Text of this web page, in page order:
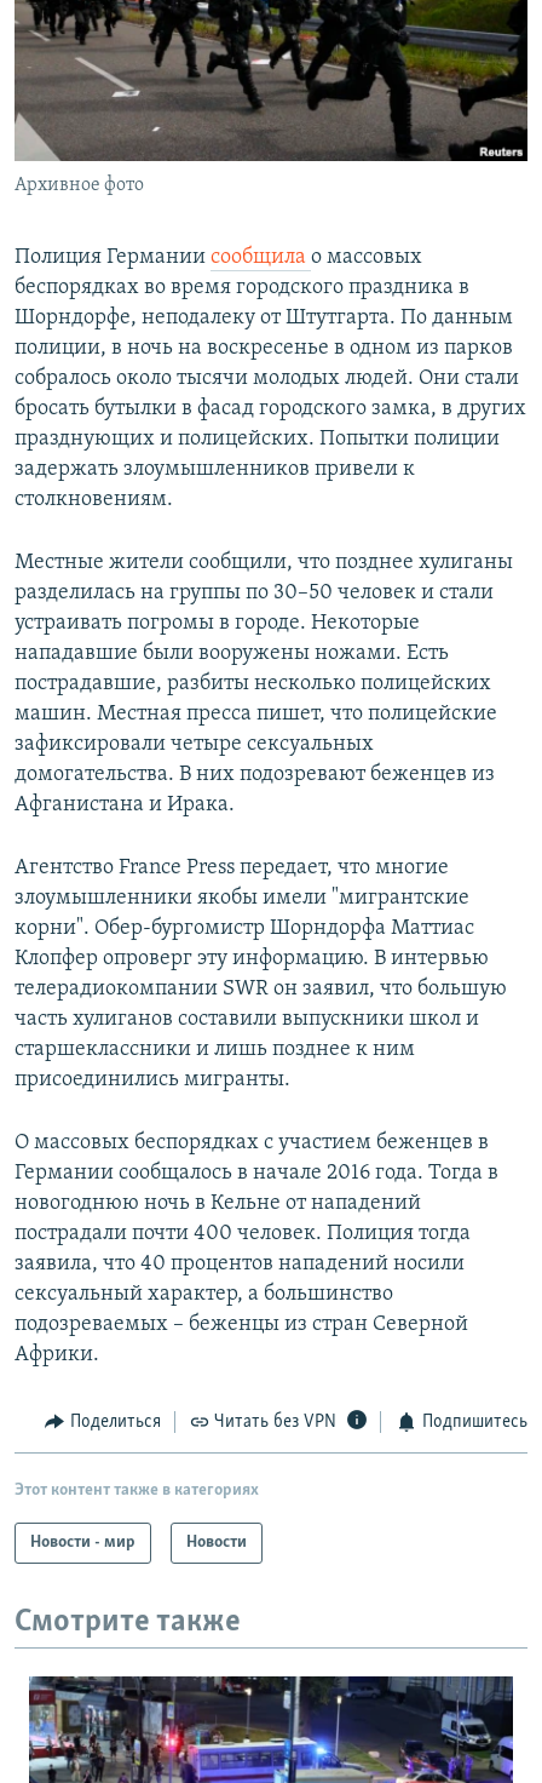
РАСПИСАНИЕ ВЕЩАНИЯ
ПОДПИШИТЕСЬ НА РАССЫЛКУ
СОЦИАЛЬНЫЕ СЕТИ
Все сайты РСЕ/РС
Архивное фото
Полиция Германии сообщила о массовых
беспорядках во время городского праздника в
Шорндорфе, неподалеку от Штутгарта. По данным
полиции, в ночь на воскресенье в одном из парков
собралось около тысячи молодых людей. Они стали
бросать бутылки в фасад городского замка, в других
празднующих и полицейских. Попытки полиции
задержать злоумышленников привели к
столкновениям.
Местные жители сообщили, что позднее хулиганы
разделилась на группы по 30–50 человек и стали
устраивать погромы в городе. Некоторые
нападавшие были вооружены ножами. Есть
пострадавшие, разбиты несколько полицейских
машин. Местная пресса пишет, что полицейские
зафиксировали четыре сексуальных
домогательства. В них подозревают беженцев из
Афганистана и Ирака.
Агентство France Press передает, что многие
злоумышленники якобы имели "мигрантские
корни". Обер-бургомистр Шорндорфа Маттиас
Клопфер опроверг эту информацию. В интервью
телерадиокомпании SWR он заявил, что большую
часть хулиганов составили выпускники школ и
старшеклассники и лишь позднее к ним
присоединились мигранты.
О массовых беспорядках с участием беженцев в
Германии сообщалось в начале 2016 года. Тогда в
новогоднюю ночь в Кельне от нападений
пострадали почти 400 человек. Полиция тогда
заявила, что 40 процентов нападений носили
сексуальный характер, а большинство
подозреваемых – беженцы из стран Северной
Африки.
Поделиться Читать без VPN Подпишитесь
Этот контент также в категориях
Новости - мир Новости
Смотрите также